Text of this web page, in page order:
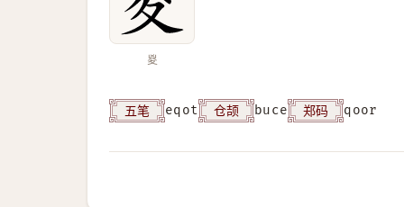
㚇
五笔 eqot 仓颉 buce 郑码 qoor